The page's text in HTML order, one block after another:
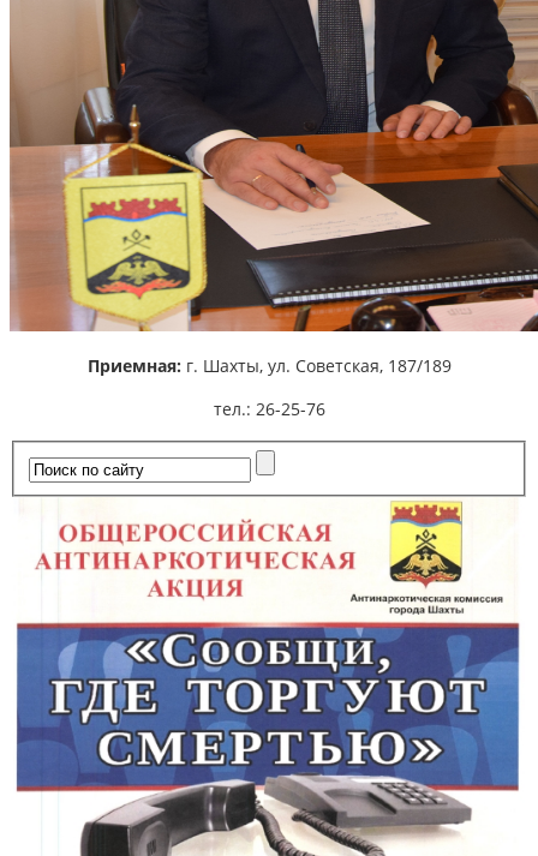
Приемная: г. Шахты, ул. Советская, 187/189
тел.: 26-25-76